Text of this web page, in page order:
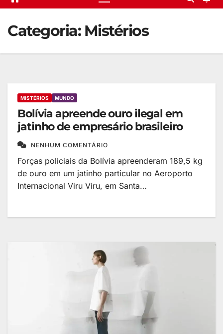
Categoria: Mistérios
MISTÉRIOS MUNDO
Bolívia apreende ouro ilegal em
jatinho de empresário brasileiro
NENHUM COMENTÁRIO
Forças policiais da Bolívia apreenderam 189,5 kg
de ouro em um jatinho particular no Aeroporto
Internacional Viru Viru, em Santa…